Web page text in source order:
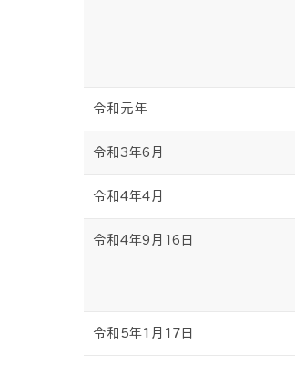
令和元年
令和3年6月
令和4年4月
令和4年9月16日
令和5年1月17日